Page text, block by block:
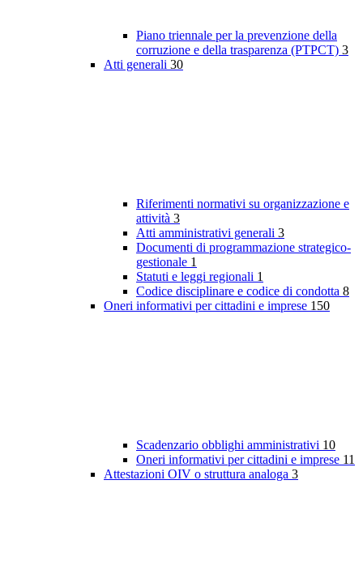
Piano triennale per la prevenzione della
corruzione e della trasparenza (PTPCT) 3
Atti generali 30
Riferimenti normativi su organizzazione e
attività 3
Atti amministrativi generali 3
Documenti di programmazione strategico-
gestionale 1
Statuti e leggi regionali 1
Codice disciplinare e codice di condotta 8
Oneri informativi per cittadini e imprese 150
Scadenzario obblighi amministrativi 10
Oneri informativi per cittadini e imprese 11
Attestazioni OIV o struttura analoga 3